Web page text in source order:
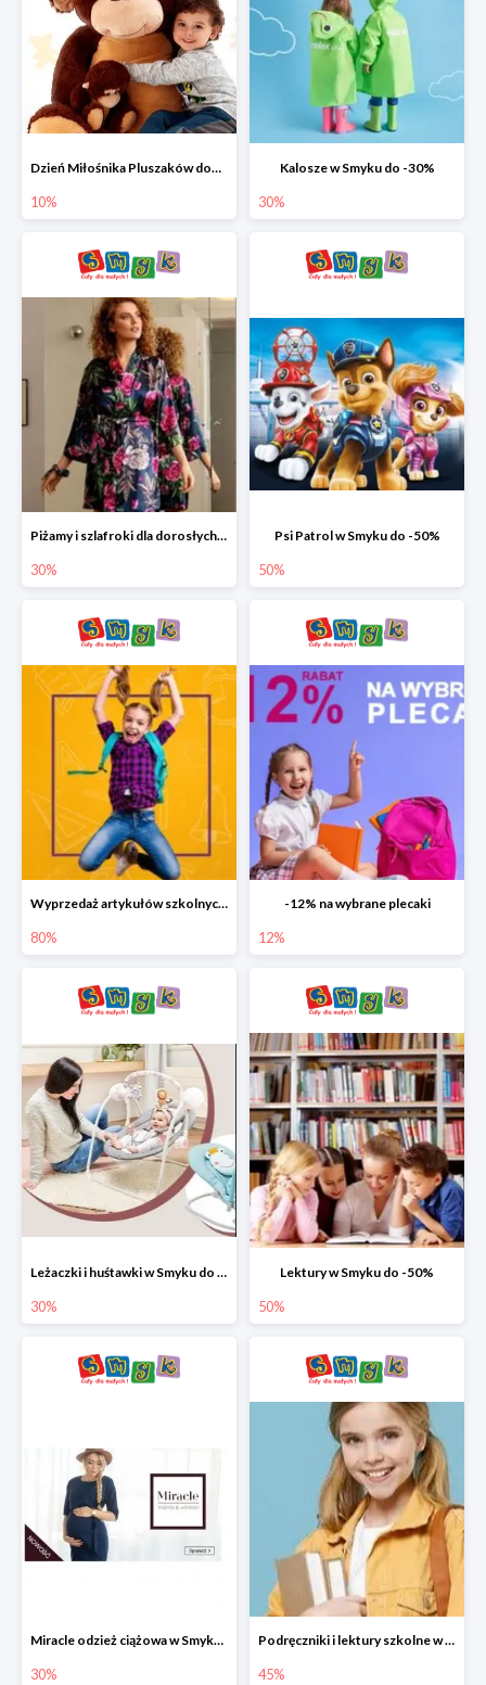
Dzień Miłośnika Pluszaków dodatkowy rabat -10%
10%
Kalosze w Smyku do -30%
30%
Piżamy i szlafroki dla dorosłych w Smyku do -30%
30%
Psi Patrol w Smyku do -50%
50%
Wyprzedaż artykułów szkolnych w Smyku do -80%
80%
-12% na wybrane plecaki
12%
Leżaczki i huśtawki w Smyku do -30%
30%
Lektury w Smyku do -50%
50%
Miracle odzież ciążowa w Smyku co -30%
30%
Podręczniki i lektury szkolne w Smyku do -45%
45%